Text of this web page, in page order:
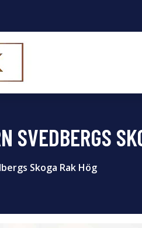
SVEDBERGS
Skoga Rak Hög